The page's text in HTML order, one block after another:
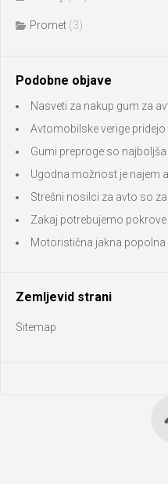
Promet (3)
Podobne objave
Nasveti za nakup gum za
Avtomobilske verige
Gumi preproge so najboljša
Ugodna možnost je najem
Strešni nosilci za avto so
Zakaj potrebujemo pokrove
Motoristična jakna
Zemljevid strani
Sitemap